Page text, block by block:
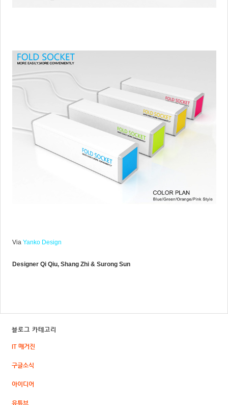
Via Yanko Design
Designer Qi Qiu, Shang Zhi & Surong Sun
블로그 카테고리
IT 매거진
구글소식
아이디어
유튜브